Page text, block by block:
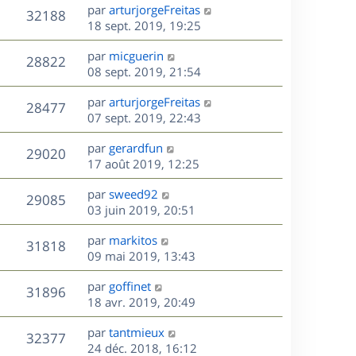
e
s
a
g
e
m
e
s
s
a
g
e
s
i
e
r
m
e
s
s
a
g
e
32188V
u
e
s
D
e
r
n
i
e
r
m
e
s
s
a
g
e
par arturjorgeFreitas
18 sept. 2019, 19:25
28822V
u
s
D
e
r
n
i
e
r
m
e
s
s
a
g
e
par micguerin
08 sept. 2019, 21:54
28477V
u
D
e
r
n
i
e
r
m
e
s
s
a
g
e
par arturjorgeFreitas
07 sept. 2019, 22:43
29020V
u
s
D
e
r
n
i
e
r
m
e
s
s
a
g
par gerardfun
17 août 2019, 12:25
29085V
u
e
D
e
r
n
i
e
r
m
e
s
s
par sweed92
03 juin 2019, 20:51
31818V
u
e
s
D
e
r
n
i
e
r
m
par markitos
09 mai 2019, 13:43
31896V
u
D
e
r
n
i
par goffinet
18 avr. 2019, 20:49
32377V
D
e
par tantmieux
24 déc. 2018, 16:12